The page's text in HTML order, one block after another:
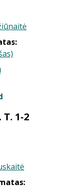
1-2